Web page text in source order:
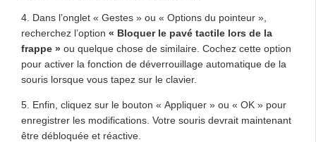
4. Dans l’onglet « Gestes » ou « Options du pointeur »,
recherchez l’option « Bloquer le pavé tactile lors de la
frappe » ou quelque chose de similaire. Cochez cette option
pour activer la fonction de déverrouillage automatique de la
souris lorsque vous tapez sur le clavier.
5. Enfin, cliquez sur le bouton « Appliquer » ou « OK » pour
enregistrer les modifications. Votre souris devrait maintenant
être débloquée et réactive.